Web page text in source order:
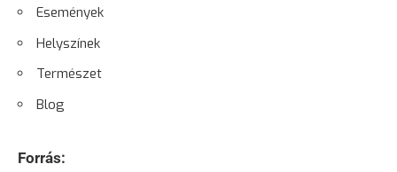
Események
Helyszínek
Természet
Blog
Forrás: